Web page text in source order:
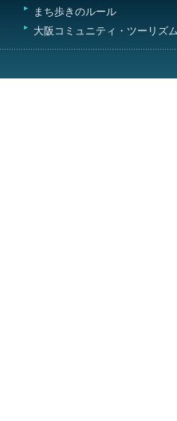
まち歩きのルール
大阪コミュニティ・ツーリズ